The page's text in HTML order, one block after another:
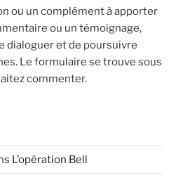
ou un complément à apporter
ou un témoignage,
dialoguer et de poursuivre
Le formulaire se trouve sous
commenter.
L’opération Bell